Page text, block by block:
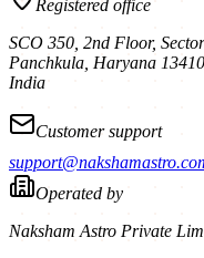
Registered office
SCO 350, 2nd Floor,
Panchkula, Haryana
India
Customer support
Operated by
Naksham Astro Private